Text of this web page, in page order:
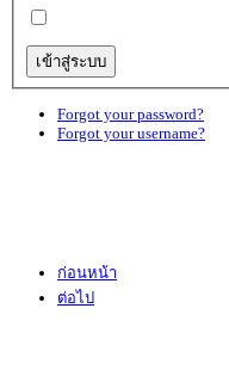
Forgot your password?
Forgot your username?
ก่อนหน้า
ต่อไป